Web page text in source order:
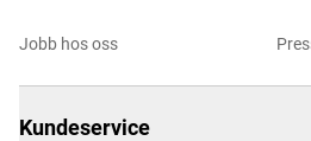
Jobb hos oss
Kundeservice